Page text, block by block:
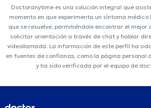
Doctoranytime es una solución integral que
momento en que experimenta un síntoma médico
que se resuelve, permitiéndole encontrar el mejor
solicitar orientación a través de chat y hablar
videollamada. La información de este perfil ha
en fuentes de confianza, como la página personal
y ha sido verificada por el equipo de